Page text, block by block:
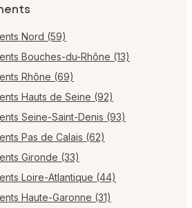
Nord (59)
Bouches-du-Rhône (13)
Rhône (69)
Hauts de Seine (92)
Seine-Saint-Denis (93)
Pas de Calais (62)
Gironde (33)
Loire-Atlantique (44)
Haute-Garonne (31)